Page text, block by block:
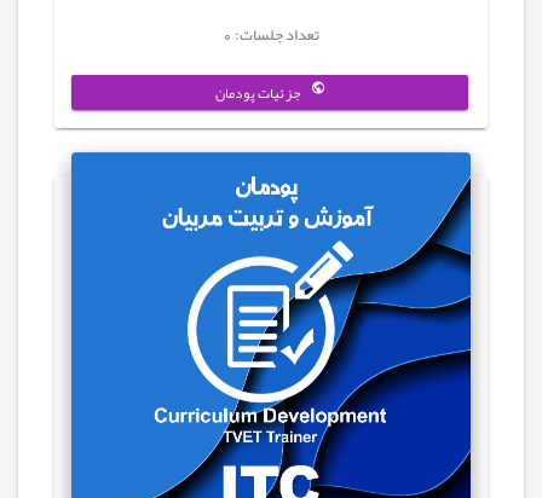
تعداد جلسات: 0
جزئیات پودمان